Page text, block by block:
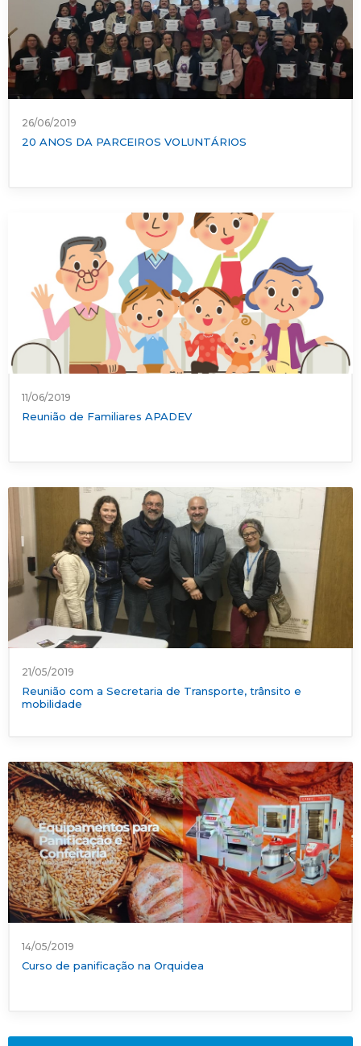
26/06/2019
20 ANOS DA PARCEIROS VOLUNTÁRIOS
11/06/2019
Reunião de Familiares APADEV
21/05/2019
Reunião com a Secretaria de Transporte, trânsito e
mobilidade
14/05/2019
Curso de panificação na Orquidea